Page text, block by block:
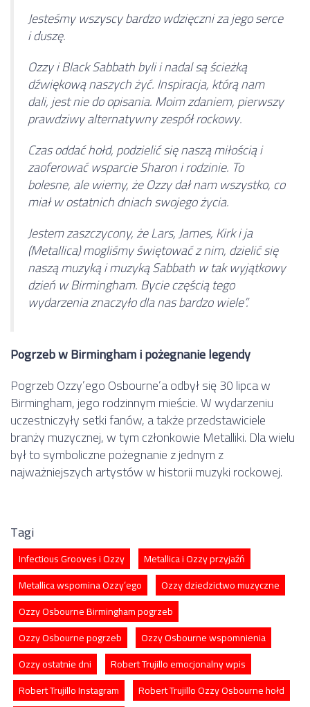
Jesteśmy wszyscy bardzo wdzięczni za jego serce
i duszę.
Ozzy i Black Sabbath byli i nadal są ścieżką
dźwiękową naszych żyć. Inspiracja, którą nam
dali, jest nie do opisania. Moim zdaniem, pierwszy
prawdziwy alternatywny zespół rockowy.
Czas oddać hołd, podzielić się naszą miłością i
zaoferować wsparcie Sharon i rodzinie. To
bolesne, ale wiemy, że Ozzy dał nam wszystko, co
miał w ostatnich dniach swojego życia.
Jestem zaszczycony, że Lars, James, Kirk i ja
(Metallica) mogliśmy świętować z nim, dzielić się
naszą muzyką i muzyką Sabbath w tak wyjątkowy
dzień w Birmingham. Bycie częścią tego
wydarzenia znaczyło dla nas bardzo wiele”.
Pogrzeb w Birmingham i pożegnanie legendy
Pogrzeb Ozzy’ego Osbourne’a odbył się 30 lipca w
Birmingham, jego rodzinnym mieście. W wydarzeniu
uczestniczyły setki fanów, a także przedstawiciele
branży muzycznej, w tym członkowie Metalliki. Dla wielu
był to symboliczne pożegnanie z jednym z
najważniejszych artystów w historii muzyki rockowej.
Tagi
Infectious Grooves i Ozzy
Metallica i Ozzy przyjaźń
Metallica wspomina Ozzy’ego
Ozzy dziedzictwo muzyczne
Ozzy Osbourne Birmingham pogrzeb
Ozzy Osbourne pogrzeb
Ozzy Osbourne wspomnienia
Ozzy ostatnie dni
Robert Trujillo emocjonalny wpis
Robert Trujillo Instagram
Robert Trujillo Ozzy Osbourne hołd